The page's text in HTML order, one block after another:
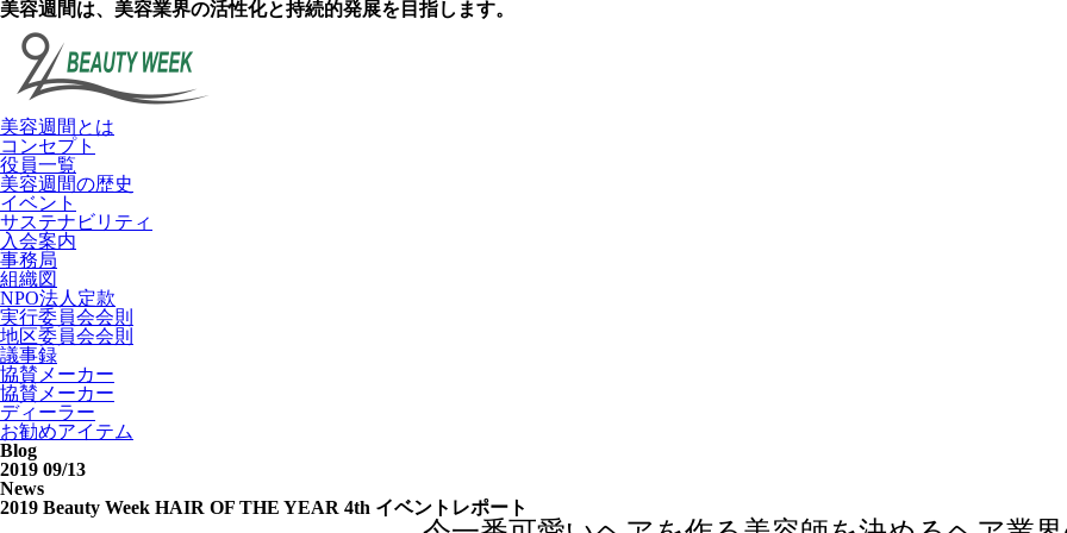
美容週間は、美容業界の活性化と持続的発展を目指します。
美容週間とは
コンセプト
役員一覧
美容週間の歴史
イベント
サステナビリティ
入会案内
事務局
組織図
NPO法人定款
実行委員会会則
地区委員会会則
議事録
協賛メーカー
協賛メーカー
ディーラー
お勧めアイテム
Blog
2019 09/13
News
2019 Beauty Week HAIR OF THE YEAR 4th イベントレポート